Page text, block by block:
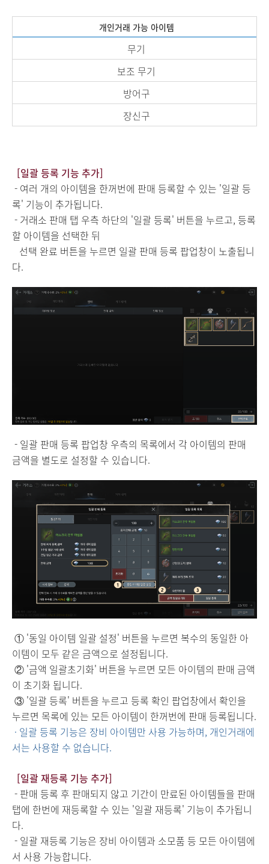
개인거래 가능 아이템
무기
보조 무기
방어구
장신구
[일괄 등록 기능 추가]
- 여러 개의 아이템을 한꺼번에 판매 등록할 수 있는 '일괄 등
록' 기능이 추가됩니다.
- 거래소 판매 탭 우측 하단의 '일괄 등록' 버튼을 누르고, 등록
할 아이템을 선택한 뒤
선택 완료 버튼을 누르면 일괄 판매 등록 팝업창이 노출됩니
다.
- 일괄 판매 등록 팝업창 우측의 목록에서 각 아이템의 판매
금액을 별도로 설정할 수 있습니다.
① '동일 아이템 일괄 설정' 버튼을 누르면 복수의 동일한 아
이템이 모두 같은 금액으로 설정됩니다.
② '금액 일괄초기화' 버튼을 누르면 모든 아이템의 판매 금액
이 초기화 됩니다.
③ '일괄 등록' 버튼을 누르고 등록 확인 팝업창에서 확인을
누르면 목록에 있는 모든 아이템이 한꺼번에 판매 등록됩니다.
· 일괄 등록 기능은 장비 아이템만 사용 가능하며, 개인거래에
서는 사용할 수 없습니다.
[일괄 재등록 기능 추가]
- 판매 등록 후 판매되지 않고 기간이 만료된 아이템들을 판매
탭에 한번에 재등록할 수 있는 '일괄 재등록' 기능이 추가됩니
다.
- 일괄 재등록 기능은 장비 아이템과 소모품 등 모든 아이템에
서 사용 가능합니다.